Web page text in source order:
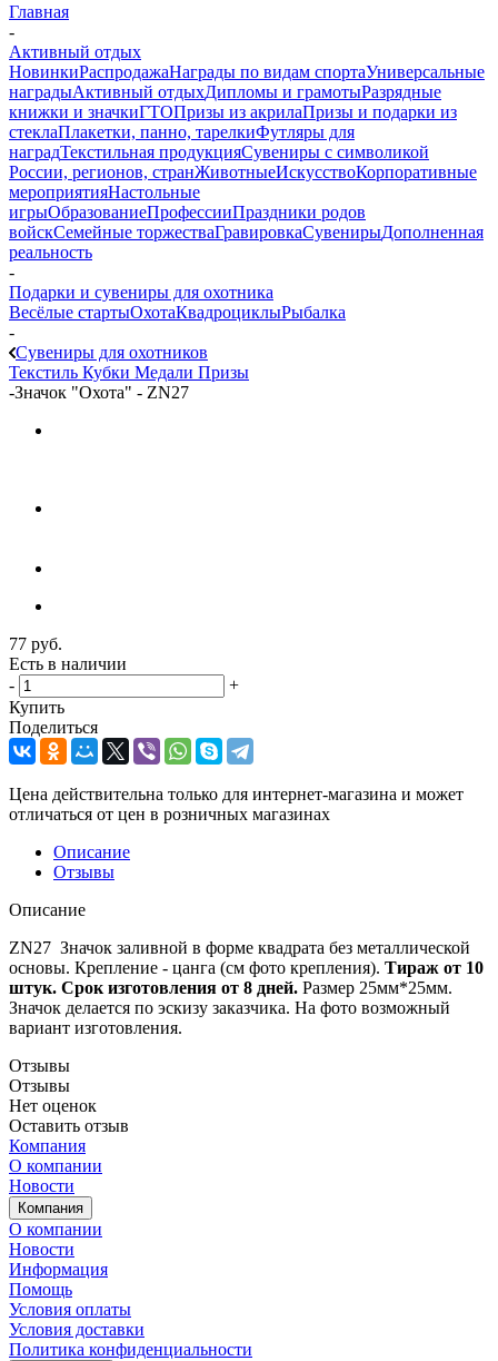
Главная
-
Активный отдых
НовинкиРаспродажаНаграды по видам спортаУниверсальные
наградыАктивный отдыхДипломы и грамотыРазрядные
книжки и значкиГТОПризы из акрилаПризы и подарки из
стеклаПлакетки, панно, тарелкиФутляры для
наградТекстильная продукцияСувениры с символикой
России, регионов, странЖивотныеИскусствоКорпоративные
мероприятияНастольные
игрыОбразованиеПрофессииПраздники родов
войскСемейные торжестваГравировкаСувенирыДополненная
реальность
-
Подарки и сувениры для охотника
Весёлые стартыОхотаКвадроциклыРыбалка
-
Сувениры для охотников
Текстиль Кубки Медали Призы
-Значок "Охота" - ZN27
77 руб.
Есть в наличии
-
+
Купить
Поделиться
Цена действительна только для интернет-магазина и может
отличаться от цен в розничных магазинах
Описание
Отзывы
Описание
ZN27 Значок заливной в форме квадрата без металлической
основы. Крепление - цанга (см фото крепления). Тираж от 10
штук. Срок изготовления от 8 дней. Размер 25мм*25мм.
Значок делается по эскизу заказчика. На фото возможный
вариант изготовления.
Отзывы
Отзывы
Нет оценок
Оставить отзыв
Компания
О компании
Новости
Компания
О компании
Новости
Информация
Помощь
Условия оплаты
Условия доставки
Политика конфиденциальности